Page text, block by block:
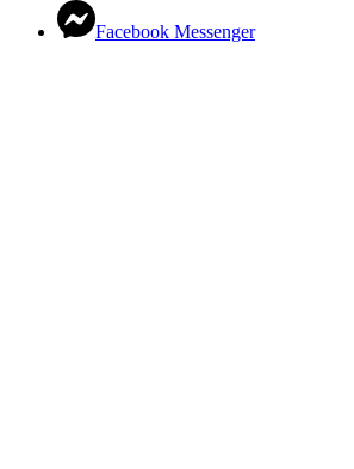
Facebook Messenger